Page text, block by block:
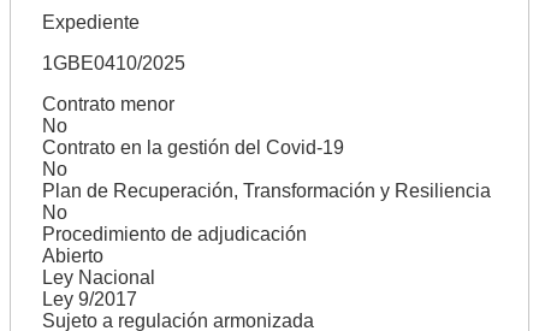
Expediente
1GBE0410/2025
Contrato menor
No
Contrato en la gestión del Covid-19
No
Plan de Recuperación, Transformación y Resiliencia
No
Procedimiento de adjudicación
Abierto
Ley Nacional
Ley 9/2017
Sujeto a regulación armonizada